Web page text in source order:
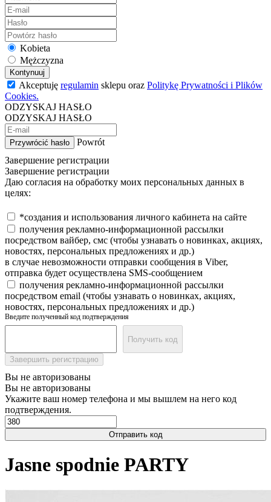
Kobieta
Mężczyzna
Kontynuuj
Akceptuję regulamin sklepu oraz Politykę Prywatności i Plików
Cookies.
ODZYSKAJ HASŁO
ODZYSKAJ HASŁO
Przywrócić hasło
Powrót
Завершение регистрации
Завершение регистрации
Даю согласия на обработку моих персональных данных в
целях:
*создания и использования личного кабинета на сайте
получения рекламно-информационной рассылки
посредством вайбер, смс (чтобы узнавать о новинках, акциях,
новостях, персональных предложениях и др.)
в случае невозможности отправки сообщения в Viber,
отправка будет осуществлена SMS-сообщением
получения рекламно-информационной рассылки
посредством email (чтобы узнавать о новинках, акциях,
новостях, персональных предложениях и др.)
Введите полученный код подтверждения
Получить код
Завершить регистрацию
Вы не авторизованы
Вы не авторизованы
Укажите ваш номер телефона и мы вышлем на него код
подтверждения.
Отправить код
Jasne spodnie PARTY